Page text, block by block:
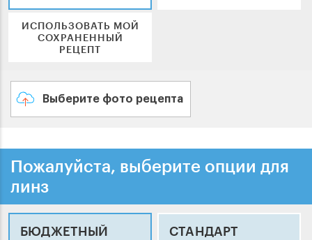
ИСПОЛЬЗОВАТЬ МОЙ
СОХРАНЕННЫЙ
РЕЦЕПТ
Выберите фото рецепта
Пожалуйста, выберите опции для
линз
БЮДЖЕТНЫЙ СТАНДАРТ